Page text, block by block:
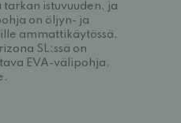
istuvuuden, ja
on öljyn- ja
ammattikäytössä.
SL:ssä on
EVA-välipohja ,